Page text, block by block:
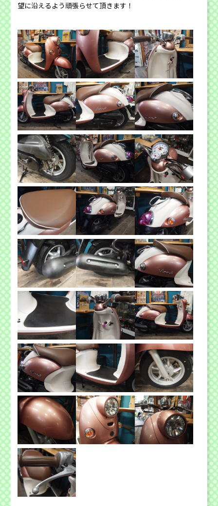
望に沿えるよう頑張らせて頂きます！